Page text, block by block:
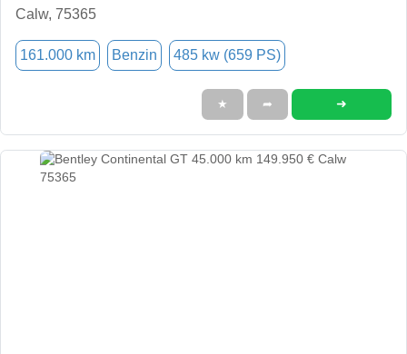
Calw, 75365
161.000 km Benzin 485 kw (659 PS)
★ ➦ ➜